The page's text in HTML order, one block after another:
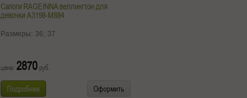
Сапоги RAGEINNA веллингтон для
девочки A3198-M884
Размеры: 36; 37
цена: 2870 руб.
Подробнее Оформить